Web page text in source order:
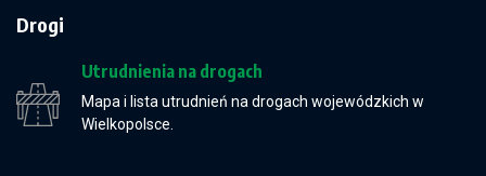
Drogi
Utrudnienia na drogach
Mapa i lista utrudnień na drogach wojewódzkich w
Wielkopolsce.